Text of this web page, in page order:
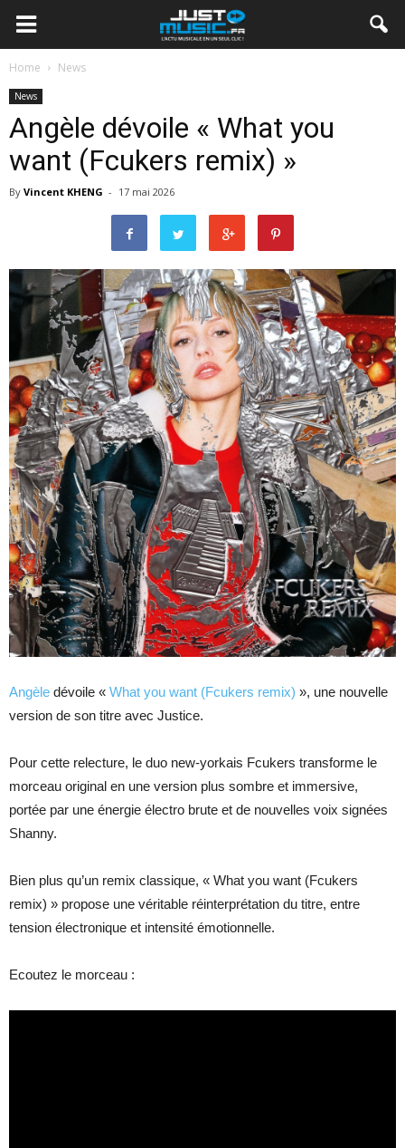
Home News
News
Angèle dévoile « What you
want (Fcukers remix) »
By Vincent KHENG - 17 mai 2026
Angèle dévoile « What you want (Fcukers remix) », une nouvelle
version de son titre avec Justice.
Pour cette relecture, le duo new-yorkais Fcukers transforme le
morceau original en une version plus sombre et immersive,
portée par une énergie électro brute et de nouvelles voix signées
Shanny.
Bien plus qu’un remix classique, « What you want (Fcukers
remix) » propose une véritable réinterprétation du titre, entre
tension électronique et intensité émotionnelle.
Ecoutez le morceau :